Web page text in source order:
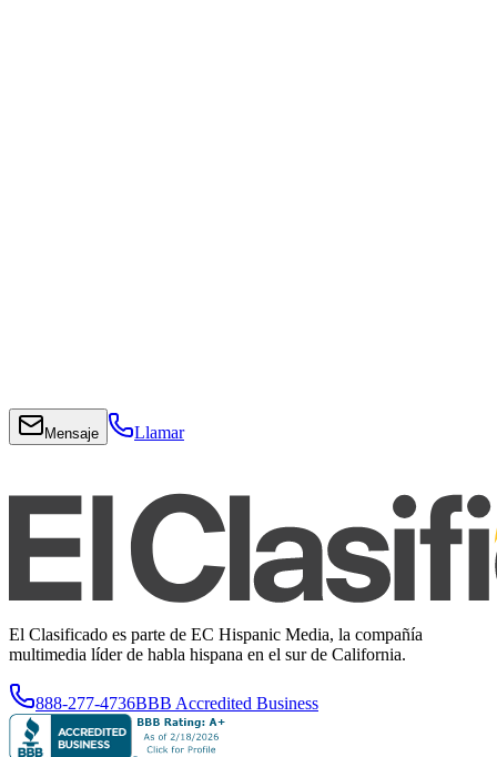
Mensaje Llamar
El Clasificado es parte de EC Hispanic Media, la compañía
multimedia líder de habla hispana en el sur de California.
888-277-4736BBB Accredited Business